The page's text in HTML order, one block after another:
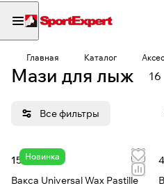
Главная Каталог
Мази для лыж 16
Все фильтры
Новинка
15 680 сом
Вакса Universal Wax Pastille